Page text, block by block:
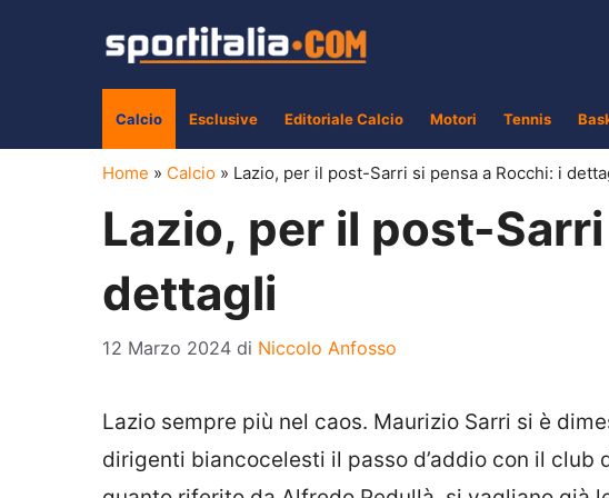
Calcio Esclusive Editoriale Calcio Motori Tennis
Home » Calcio » Lazio, per il post-Sarri si pensa a Rocchi: i
Lazio, per il post-
dettagli
12 Marzo 2024 di Niccolo Anfosso
Lazio sempre più nel caos. Maurizio Sarri si è
dirigenti biancocelesti il passo d’addio con il